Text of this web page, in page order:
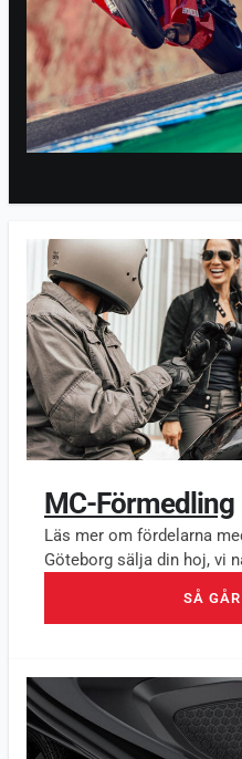
MC-Förmedling
Läs mer om fördelarna
Göteborg sälja din hoj, vi
SÅ